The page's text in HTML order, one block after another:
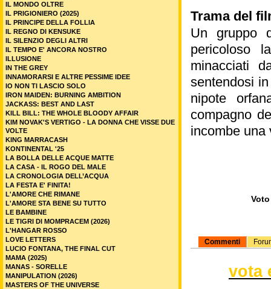
Trama del
Un gruppo
pericoloso
minacciati
sentendosi
nipote
compagno
incombe una
Commenti
vota
IL MONDO OLTRE
IL PRIGIONIERO (2025)
IL PRINCIPE DELLA FOLLIA
IL REGNO DI KENSUKE
IL SILENZIO DEGLI ALTRI
IL TEMPO E' ANCORA NOSTRO
ILLUSIONE
IN THE GREY
INNAMORARSI E ALTRE PESSIME IDEE
IO NON TI LASCIO SOLO
IRON MAIDEN: BURNING AMBITION
JACKASS: BEST AND LAST
KILL BILL: THE WHOLE BLOODY AFFAIR
KIM NOVAK'S VERTIGO - LA DONNA CHE VISSE DUE
VOLTE
KING MARRACASH
KONTINENTAL '25
LA BOLLA DELLE ACQUE MATTE
LA CASA - IL ROGO DEL MALE
LA CRONOLOGIA DELL’ACQUA
LA FESTA E' FINITA!
L'AMORE CHE RIMANE
L'AMORE STA BENE SU TUTTO
LE BAMBINE
LE TIGRI DI MOMPRACEM (2026)
L'HANGAR ROSSO
LOVE LETTERS
LUCIO FONTANA, THE FINAL CUT
MAMA (2025)
MANAS - SORELLE
MANIPULATION (2026)
MASTERS OF THE UNIVERSE